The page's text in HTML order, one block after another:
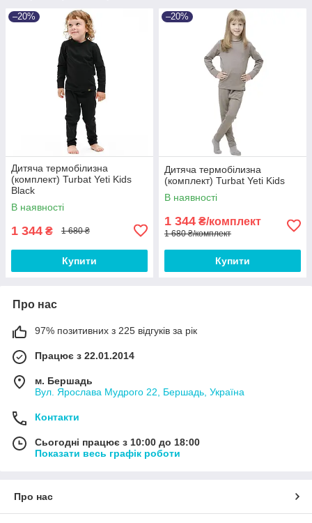
–20%
Дитяча термобілизна
(комплект) Turbat Yeti Kids
Black
В наявності
1 344 ₴ 1 680 ₴
Купити
–20%
Дитяча термобілизна
(комплект) Turbat Yeti Kids
В наявності
1 344 ₴/комплект
1 680 ₴/комплект
Купити
Про нас
97% позитивних з 225 відгуків за рік
Працює з 22.01.2014
м. Бершадь
Вул. Ярослава Мудрого 22, Бершадь, Україна
Контакти
Сьогодні працює з 10:00 до 18:00
Показати весь графік роботи
Про нас